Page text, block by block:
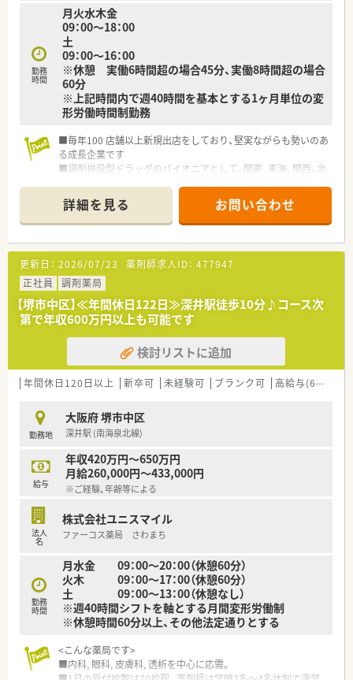
勤務
時間
月火水木金
09：00～18：00
土
09：00～16：00
※休憩 実働6時間超の場合45分、実働8時間超の場合
60分
※上記時間内で週40時間を基本とする1ヶ月単位の変
形労働時間制勤務
■毎年100 店舗以上新規出店をしており、堅実ながらも勢いのあ
る成長企業です
■調剤併設型ドラッグのパイオニアとして、関東、東海、関西、北
■研修制度は様々なプランがあり、集合研修だけでなく任意で受
講可能な研修も幅広く用意されています
■店舗で活躍する従業員、社外で活躍する従業員、将来経営幹部
となる従業員など、薬剤師として様々な活躍ができるフィールド
を用意されています
■総合薬剤師・調剤薬剤師（土日休み・19時までの勤務）どちらか
の働き方を選択できます
■調剤併設型だけでなく「医療モール・クリニック併設店舗」「敷
地内薬局」「訪問調剤特化型店舗」など様々な店舗を運営してい
ます
■在宅医療にも積極的取り組んでおり「訪問調剤特化型店舗」を
50店舗以上、無菌調剤室は業界最多の51店舗設置しています
■「プラチナくるみん認定企業」「健康経営優良法人2023（大規模
法人部門）認定」等を取得し一人ひとりが働きやすい環境が整備
■充実した研修制度、人事制度、評価制度、キャリア支援制度等
があるのも特徴です
詳細を見る お問い合わせ
更新日： 2026/07/23 薬剤師求人ID： 477947
正社員
調剤薬局
【堺市中区】≪年間休日122日≫深井駅徒歩10分♪コース次
第で年収600万円以上も可能です
検討リストに追加
年間休日120日以上 新卒可 未経験可 ブランク可 高給与(600万円以上)
勤務地
大阪府 堺市中区
深井駅 (南海泉北線)
給与
年収420万円～650万円
月給260,000円～433,000円
※ご経験、年齢等による
法人
名
株式会社ユニスマイル
ファーコス薬局 さわまち
勤務
時間
月水金 09：00～20：00（休憩60分）
火木 09：00～17：00（休憩60分）
土 09：00～13：00（休憩なし）
※週40時間シフトを軸とする月間変形労働制
※休憩時間60分以上、その他法定通りとする
<こんな薬局です>
■内科, 眼科, 皮膚科, 透析を中心に応需。